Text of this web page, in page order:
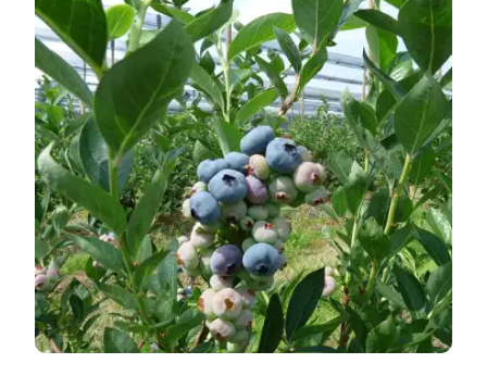
СПЕЦПРЕДЛОЖЕНИЯ
ГОТОВЫЕ РЕШЕНИЯ
О НАС
УСЛОВИЯ РАБОТЫ
КОНТАКТЫ